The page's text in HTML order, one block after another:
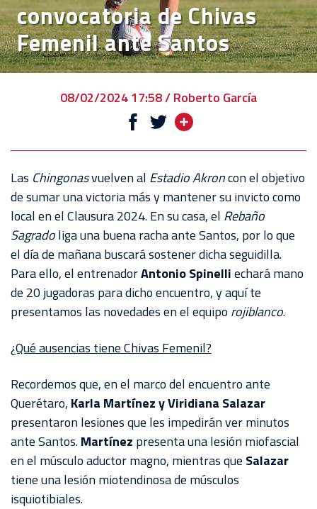
VENTA
DE
BOLETOS
CHIVABONOS
REBAÑO
CHIVAS
TIENDA
CHIVAS
CHIVASTV
ESTADIO
TOUR
ESTADIO
AKRON
convocatoria de Chivas
Femenil ante Santos
08/02/2024 17:58 / Roberto García
Las Chingonasvuelven al Estadio Akroncon el objetivo
de sumar una victoria más y mantener su invicto como
local en el Clausura 2024. En su casa, el Rebaño
Sagradoliga una buena racha ante Santos, por lo que
el día de mañana buscará sostener dicha seguidilla.
Para ello, el entrenadorAntonio Spinelliechará mano
de 20 jugadoras para dicho encuentro, y aquí te
presentamos las novedades en el equipo rojiblanco.
¿Qué ausencias tiene Chivas Femenil?
Recordemos que, en el marco del encuentro ante
Querétaro, Karla Martínez y Viridiana Salazar
presentaron lesiones que les impedirán ver minutos
ante Santos.Martínez presenta una lesión miofascial
en el músculo aductor magno, mientras que Salazar
tiene una lesión miotendinosa de músculos
isquiotibiales.